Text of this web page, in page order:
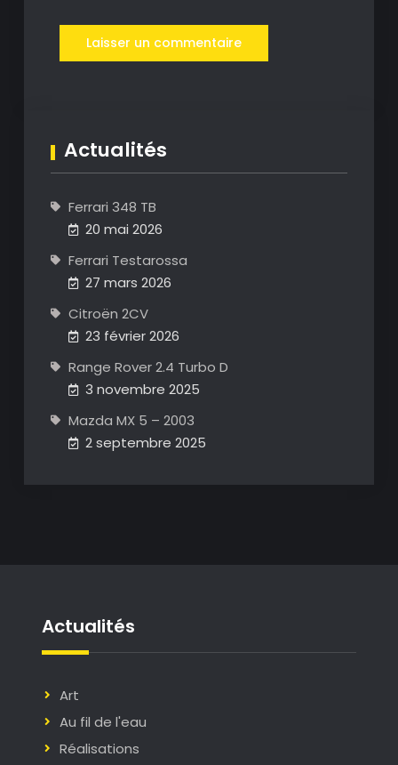
Actualités
Ferrari 348 TB
20 mai 2026
Ferrari Testarossa
27 mars 2026
Citroën 2CV
23 février 2026
Range Rover 2.4 Turbo D
3 novembre 2025
Mazda MX 5 – 2003
2 septembre 2025
Actualités
Art
Au fil de l'eau
Réalisations